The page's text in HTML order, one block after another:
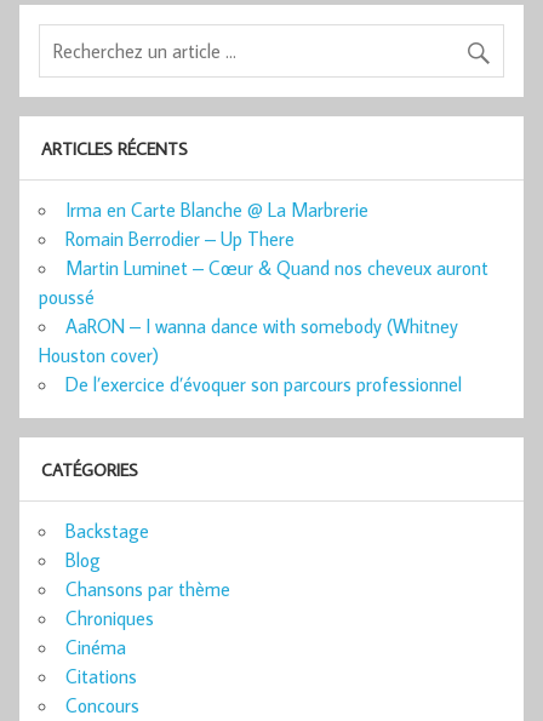
ARTICLES RÉCENTS
Irma en Carte Blanche @ La Marbrerie
Romain Berrodier – Up There
Martin Luminet – Cœur & Quand nos cheveux auront
poussé
AaRON – I wanna dance with somebody (Whitney
Houston cover)
De l’exercice d’évoquer son parcours professionnel
CATÉGORIES
Backstage
Blog
Chansons par thème
Chroniques
Cinéma
Citations
Concours